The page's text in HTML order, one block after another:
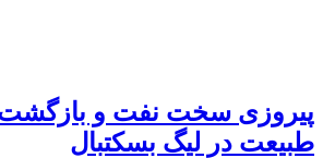
پیروزی سخت نفت و بازگشت
طبیعت در لیگ بسکتبال